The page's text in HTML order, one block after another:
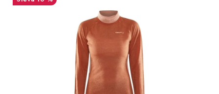
DÁRKOVÉ POUKAZY
VELIKOSTNÍ TABULKY